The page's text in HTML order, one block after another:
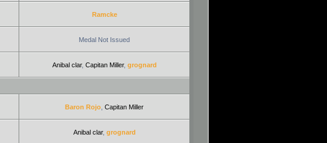
Ramcke
Medal Not Issued
Anibal clar, Capitan Miller, grognard
Baron Rojo Capitan Miller
Anibal clar, grognard